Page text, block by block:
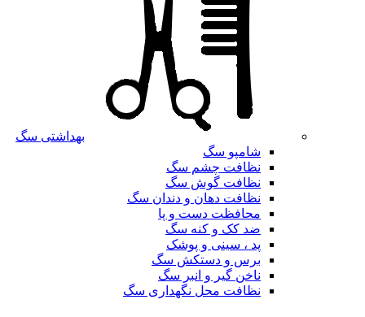
بهداشتی سگ
شامپو سگ
نظافت چشم سگ
نظافت گوش سگ
نظافت دهان و دندان سگ
محافظت دست و پا
ضد کک و کنه سگ
پد ، سینی و پوشک
برس و دستکش سگ
ناخن گیر و انبر سگ
نظافت محل نگهداری سگ